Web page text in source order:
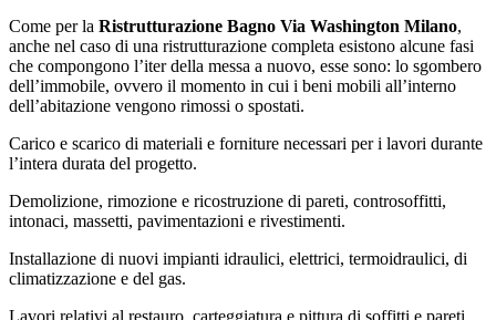
Come per la Ristrutturazione Bagno Via Washington Milano,
anche nel caso di una ristrutturazione completa esistono alcune fasi
che compongono l’iter della messa a nuovo, esse sono: lo sgombero
dell’immobile, ovvero il momento in cui i beni mobili all’interno
dell’abitazione vengono rimossi o spostati.
Carico e scarico di materiali e forniture necessari per i lavori durante
l’intera durata del progetto.
Demolizione, rimozione e ricostruzione di pareti, controsoffitti,
intonaci, massetti, pavimentazioni e rivestimenti.
Installazione di nuovi impianti idraulici, elettrici, termoidraulici, di
climatizzazione e del gas.
Lavori relativi al restauro, carteggiatura e pittura di soffitti e pareti.